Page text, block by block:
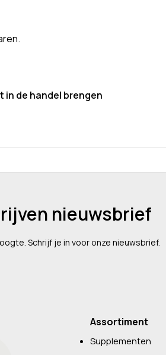
in de handel brengen
nieuwsbrief
Schrijf je in voor onze nieuwsbrief.
Assortiment
Supplementen